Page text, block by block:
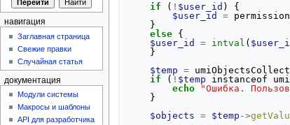
if
( ! $user_id )
{
$user_id
=
}
else {
$user_id
= intval (
}
$temp
=
if
( ! $temp instanceof
echo
"Ошибка.
}
$objects
= $temp ->
навигация
Заглавная страница
Свежие правки
Случайная статья
документация
Модули системы
Макросы и шаблоны
API для разработчика